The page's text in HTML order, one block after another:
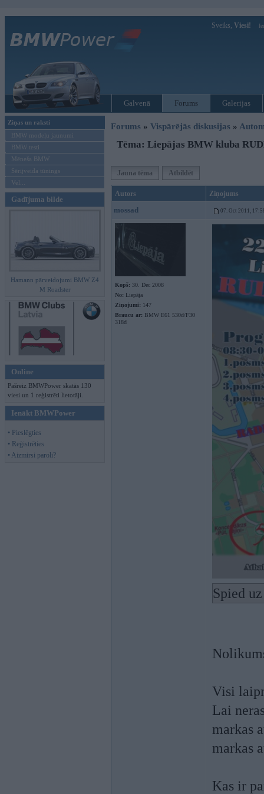
Sveiks, Viesi!
Galvenā Forums Galerijas
Ziņas un raksti
BMW modeļu jaunumi
BMW testi
Mēneša BMW
Sērijveida tūnings
Vel...
Gadījuma bilde
Hamann pārveidojumi BMW Z4
M Roadster
Online
Pašreiz BMWPower skatās 130
viesi un 1 reģistrēti lietotāji.
Ienākt BMWPower
• Pieslēgties
• Reģistrēties
• Aizmirsi paroli?
Forums » Vispārējās diskusijas »
Tēma: Liepājas BMW kluba
Jauna tēma Atbildēt
Autors Ziņojums
mossad 07. Oct 2011,
Kopš: 30. Dec 2008
No: Liepāja
Ziņojumi: 147
Braucu ar: BMW E61 530d/F30
318d
Spied
Visi
Lai
markas
markas
Kas ir